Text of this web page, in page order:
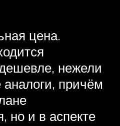
цена.
нежели
причём
но и в аспекте